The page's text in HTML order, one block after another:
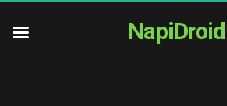
NapiDroid